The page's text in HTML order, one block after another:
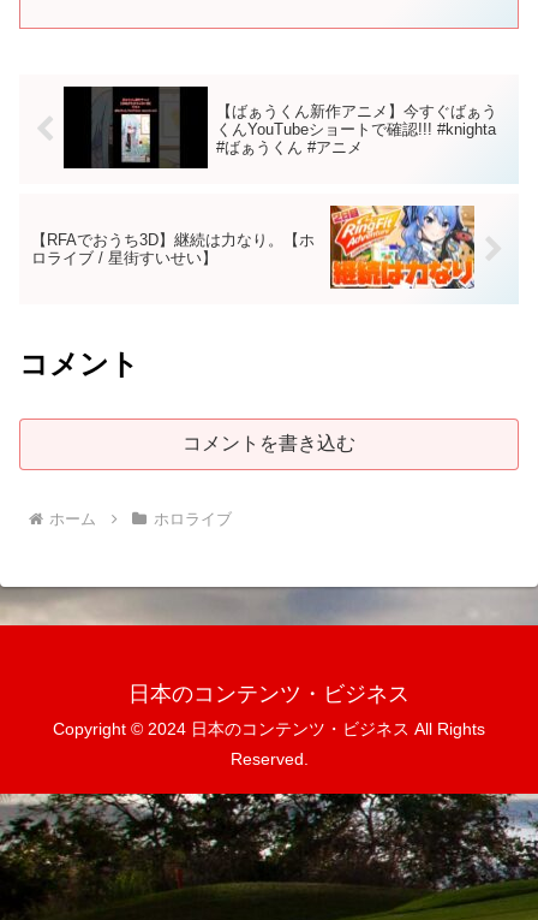
【ばぁうくん新作アニメ】今すぐばぁう
くんYouTubeショートで確認!!! #knighta
#ばぁうくん #アニメ
【RFAでおうち3D】継続は力なり。【ホ
ロライブ / 星街すいせい】
コメント
コメントを書き込む
ホーム ホロライブ
日本のコンテンツ・ビジネス
Copyright © 2024 日本のコンテンツ・ビジネス All Rights
Reserved.